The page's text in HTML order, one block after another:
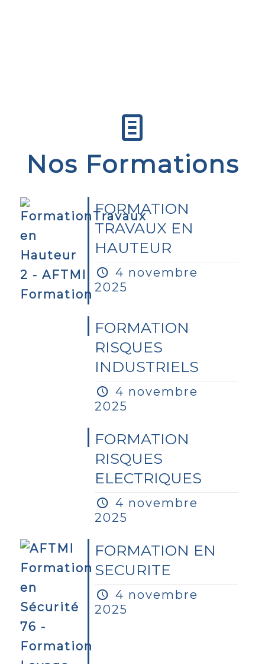
Nos Formations
FORMATION
TRAVAUX EN
HAUTEUR
4 novembre
2025
FORMATION
RISQUES
INDUSTRIELS
4 novembre
2025
FORMATION
RISQUES
ELECTRIQUES
4 novembre
2025
FORMATION EN
SECURITE
4 novembre
2025